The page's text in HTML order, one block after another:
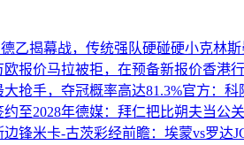
乙揭幕战，传统强队硬碰硬小克林
欧报价马拉被拒，在预备新报价香港
抢手，夺冠概率高达81.3%官方：科
至2028年德媒：拜仁把比朔夫当公
锋米卡-古茨彩经前瞻：埃蒙vs罗达